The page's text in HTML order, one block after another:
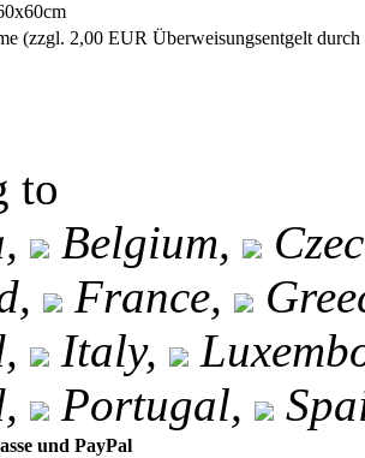
(zzgl. 2,00 EUR Überweisungsentgelt
to
Belgium,
France,
Italy,
Portugal,
und PayPal